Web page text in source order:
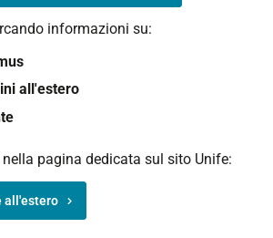
informazioni su:
all'estero
pagina dedicata sul sito Unife:
all'estero